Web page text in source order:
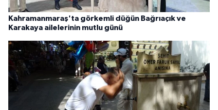
Kahramanmaraş'ta görkemli düğün Bağrıaçık ve
Karakaya ailelerinin mutlu günü